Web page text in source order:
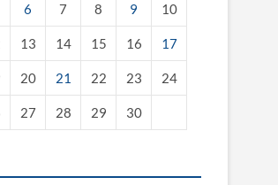
6 7 8 9 10
13 14 15 16 17
20 21 22 23 24
27 28 29
30